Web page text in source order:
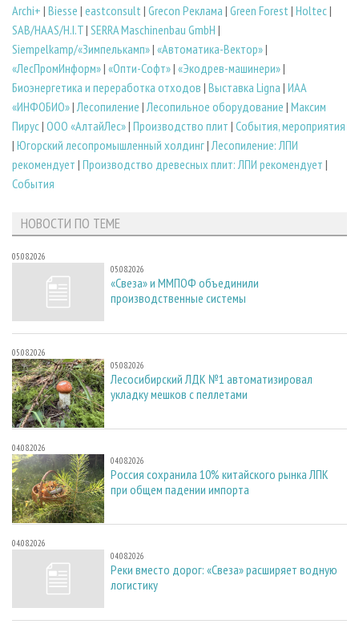
Archi+ | Biesse | eastconsult | Grecon Реклама | Green Forest | Holtec|
SAB/HAAS/H.I.T| SERRA Maschinenbau GmbH |
Siempelkamp/«Зимпелькамп»| «Автоматика-Вектор»|
«ЛесПромИнформ»| «Опти-Софт»| «Экодрев-машинери»|
Биoэнергетика и переработка отходов | Выставка Ligna | ИАА
«ИНФОБИО»| Лесопиление | Лесопильное оборудование | Максим
Пирус| ООО «АлтайЛес»| Производство плит | События, мероприятия
| Югорский лесопромышленный холдинг| Лесопиление: ЛПИ
рекомендует | Производство древесных плит: ЛПИ рекомендует |
События
НОВОСТИ ПО ТЕМЕ
05.08.2026
05.08.2026
«Свеза» и ММПОФ объединили
производственные системы
05.08.2026
05.08.2026
Лесосибирский ЛДК №1 автоматизировал
укладку мешков с пеллетами
04.08.2026
04.08.2026
Россия сохранила 10% китайского рынка ЛПК
при общем падении импорта
04.08.2026
04.08.2026
Реки вместо дорог: «Свеза» расширяет водную
логистику